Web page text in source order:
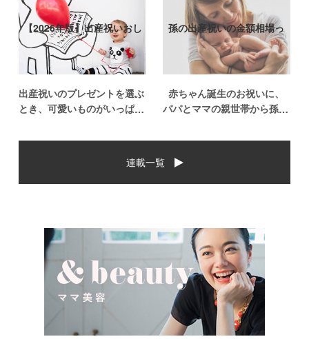
【2026年版】出産祝いおし
ゃれなプ…
出産祝いのプレゼントを選ぶ
とき、可愛いものがいっぱい
の気持ちを込めて贈るものだ
いし、たくさん使ってもらえ
るものをプレゼントしたい。
孫の出産祝いの金額相場っ
て？出産祝い…
赤ちゃん誕生のお祝いに、
パパとママの親世帯から孫誕
た場合、今現在のお祝いの相
んなものなのでしょうか。ま
た、出産祝いに関して気をつ
連載一覧